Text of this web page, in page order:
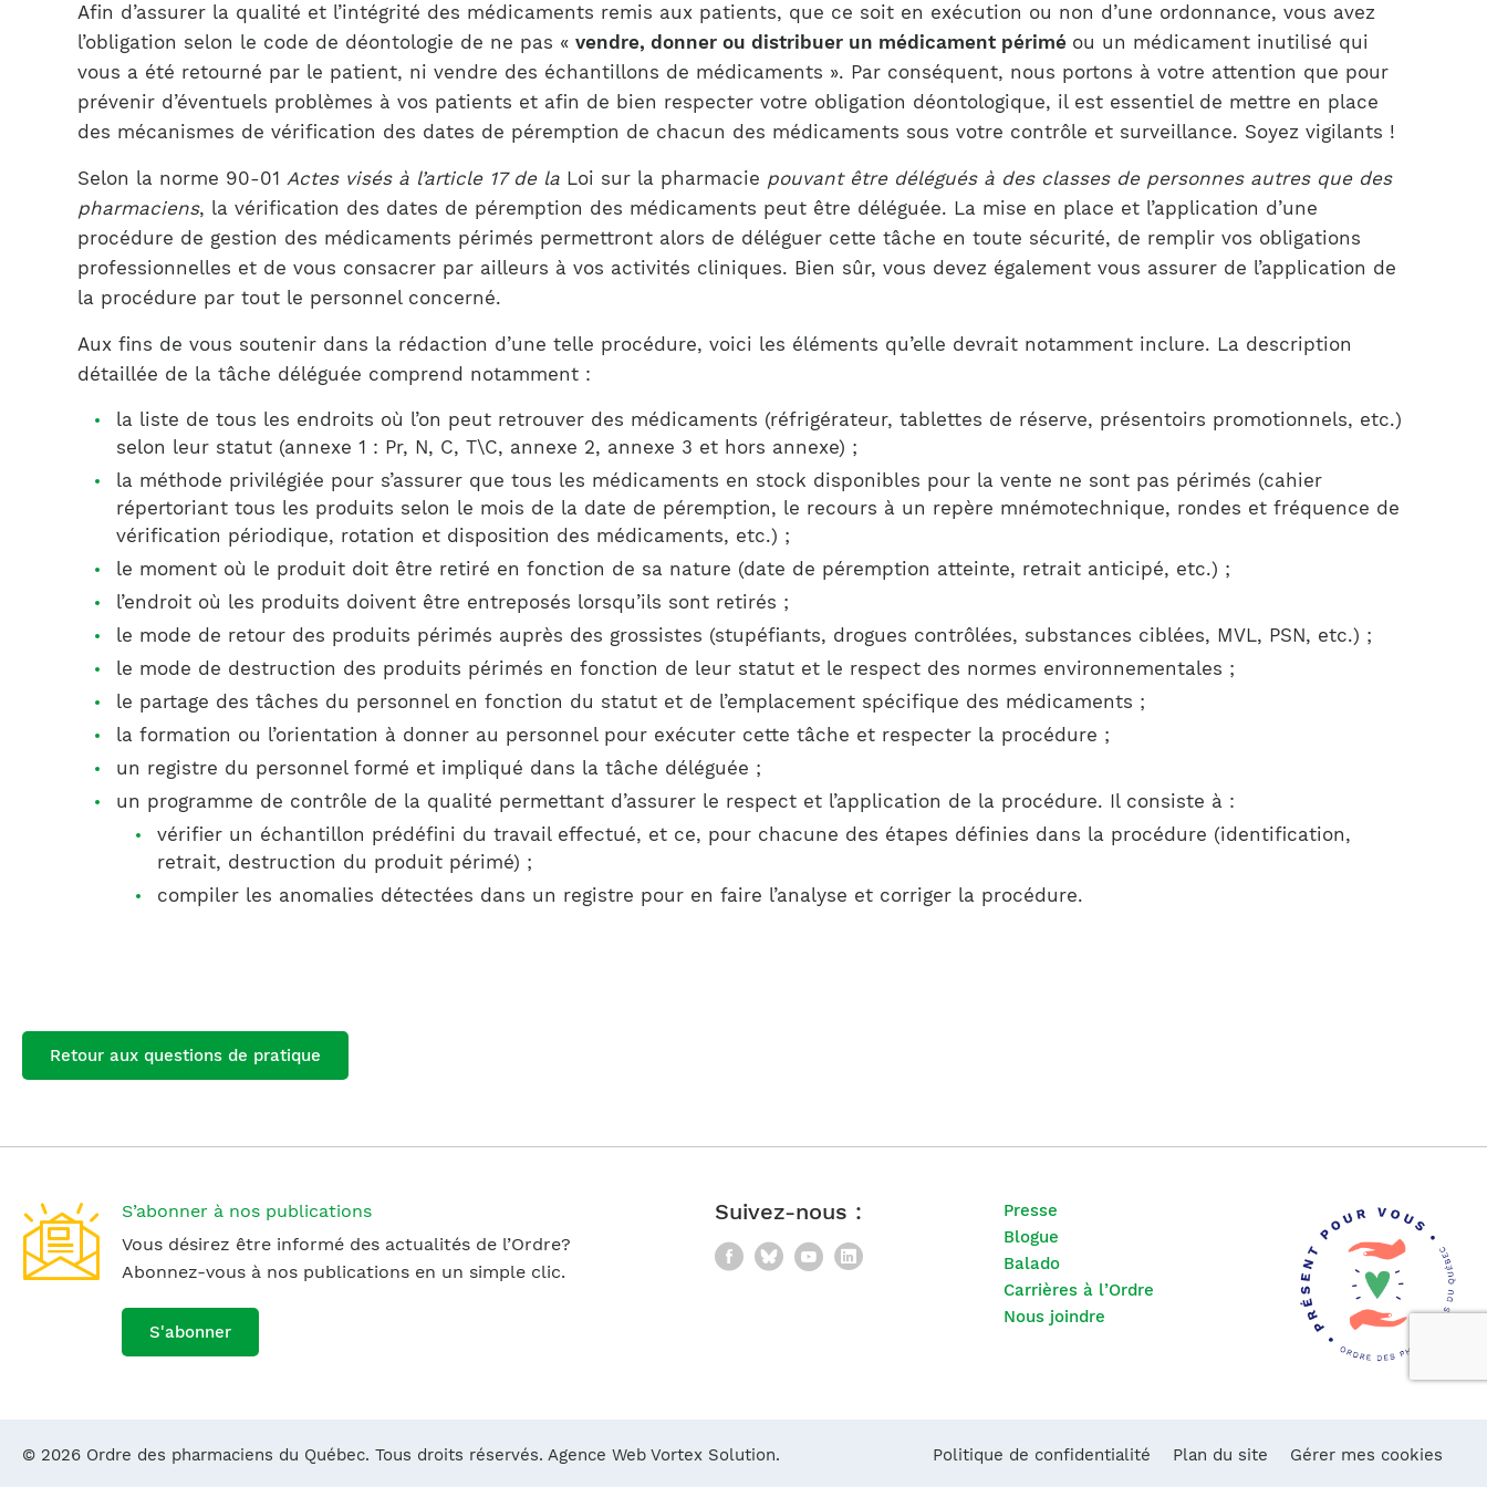
France)
Notre équipe
Afin d’assurer la qualité et l’intégrité des médicaments remis aux patients, que ce soit en exécution ou non d’une ordonnance, vous avez
l’obligation selon le code de déontologie de ne pas « vendre, donner ou distribuer un médicament périmé ou un médicament inutilisé qui
vous a été retourné par le patient, ni vendre des échantillons de médicaments ». Par conséquent, nous portons à votre attention que pour
prévenir d’éventuels problèmes à vos patients et afin de bien respecter votre obligation déontologique, il est essentiel de mettre en place
des mécanismes de vérification des dates de péremption de chacun des médicaments sous votre contrôle et surveillance. Soyez vigilants !
Selon la norme 90-01 Actes visés à l’article 17 de la Loi sur la pharmacie pouvant être délégués à des classes de personnes autres que des
pharmaciens, la vérification des dates de péremption des médicaments peut être déléguée. La mise en place et l’application d’une
procédure de gestion des médicaments périmés permettront alors de déléguer cette tâche en toute sécurité, de remplir vos obligations
professionnelles et de vous consacrer par ailleurs à vos activités cliniques. Bien sûr, vous devez également vous assurer de l’application de
la procédure par tout le personnel concerné.
Aux fins de vous soutenir dans la rédaction d’une telle procédure, voici les éléments qu’elle devrait notamment inclure. La description
détaillée de la tâche déléguée comprend notamment :
la liste de tous les endroits où l’on peut retrouver des médicaments (réfrigérateur, tablettes de réserve, présentoirs promotionnels, etc.)
selon leur statut (annexe 1 : Pr, N, C, T\C, annexe 2, annexe 3 et hors annexe) ;
la méthode privilégiée pour s’assurer que tous les médicaments en stock disponibles pour la vente ne sont pas périmés (cahier
répertoriant tous les produits selon le mois de la date de péremption, le recours à un repère mnémotechnique, rondes et fréquence de
vérification périodique, rotation et disposition des médicaments, etc.) ;
le moment où le produit doit être retiré en fonction de sa nature (date de péremption atteinte, retrait anticipé, etc.) ;
l’endroit où les produits doivent être entreposés lorsqu’ils sont retirés ;
le mode de retour des produits périmés auprès des grossistes (stupéfiants, drogues contrôlées, substances ciblées, MVL, PSN, etc.) ;
le mode de destruction des produits périmés en fonction de leur statut et le respect des normes environnementales ;
le partage des tâches du personnel en fonction du statut et de l’emplacement spécifique des médicaments ;
la formation ou l’orientation à donner au personnel pour exécuter cette tâche et respecter la procédure ;
un registre du personnel formé et impliqué dans la tâche déléguée ;
un programme de contrôle de la qualité permettant d’assurer le respect et l’application de la procédure. Il consiste à :
vérifier un échantillon prédéfini du travail effectué, et ce, pour chacune des étapes définies dans la procédure (identification,
retrait, destruction du produit périmé) ;
compiler les anomalies détectées dans un registre pour en faire l’analyse et corriger la procédure.
Retour aux questions de pratique
S’abonner à nos publications
Vous désirez être informé des actualités de l’Ordre?
Abonnez-vous à nos publications en un simple clic.
S'abonner
Suivez-nous :
Facebook
BlueskyYouTube
LinkedIn
Presse
Blogue
Balado
Carrières à l’Ordre
Nous joindre
© 2026 Ordre des pharmaciens du Québec. Tous droits réservés. Agence Web Vortex Solution. Politique de confidentialité Plan du site Gérer mes cookies